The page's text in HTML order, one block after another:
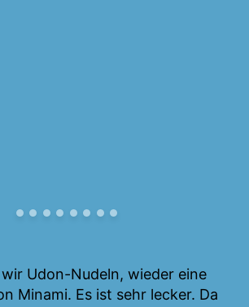
Udon-Nudeln, wieder eine
Minami. Es ist sehr lecker. Da